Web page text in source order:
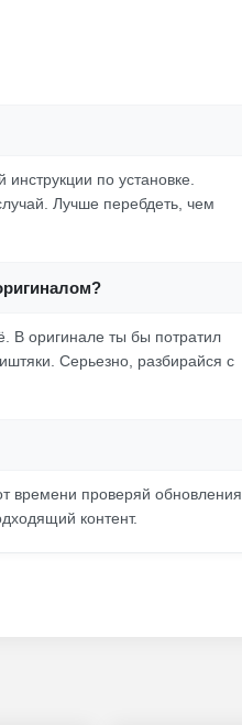
по установке.
Лучше перебдеть, чем
В оригинале ты бы потратил
Серьезно, разбирайся с
времени проверяй обновления,
контент.